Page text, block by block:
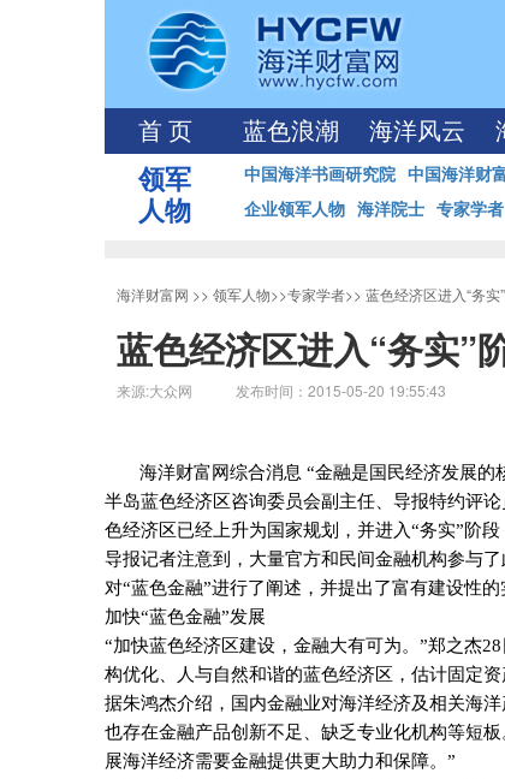
首 页 蓝色浪潮 海洋风云
领军
人物
中国海洋书画研究院 中国海洋财
企业领军人物 海洋院士 专家学者
海洋财富网 >> 领军人物>>专家学者>> 蓝色经济区进入“务实
蓝色经济区进入“务实”
来源:大众网 发布时间：2015-05-20 19:55:43
海洋财富网综合消息 “金融是国民经济发展
半岛蓝色经济区咨询委员会副主任、导报特约评
色经济区已经上升为国家规划，并进入“务实”阶段
导报记者注意到，大量官方和民间金融机构参与
对“蓝色金融”进行了阐述，并提出了富有建设性的
加快“蓝色金融”发展
“加快蓝色经济区建设，金融大有可为。”郑之杰28
构优化、人与自然和谐的蓝色经济区，估计固定
据朱鸿杰介绍，国内金融业对海洋经济及相关海
也存在金融产品创新不足、缺乏专业化机构等短
展海洋经济需要金融提供更大助力和保障。”